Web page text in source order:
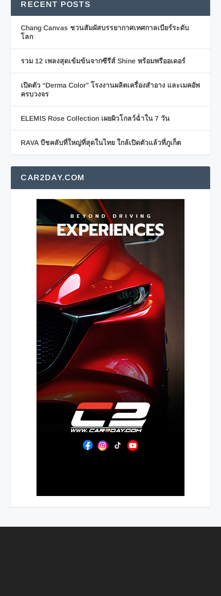
RECENT POSTS
Chang Canvas ชวนสัมผัสบรรยากาศเทศกาลเบียร์ระดับ
โลก
รวม 12 เพลงสุดเข้มข้นจากซีรีส์ Shine พร้อมพรีออเดอร์
เปิดตัว “Derma Color” โรงงานผลิตเครื่องสำอาง และเมคอัพ
ครบวงจร
ELEMIS Rose Collection เผยผิวโกลว์ฉ่ำใน 7 วัน
RAVA บีชคลับที่ใหญ่ที่สุดในไทย ใกล้เปิดตัวแล้วที่ภูเก็ต
CAR2DAY.COM